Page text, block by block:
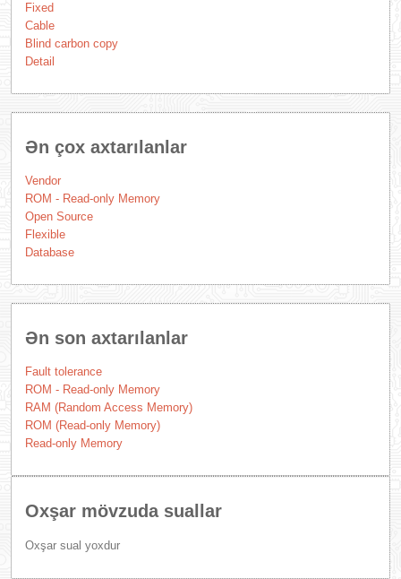
Fixed
Cable
Blind carbon copy
Detail
Ən çox axtarılanlar
Vendor
ROM - Read-only Memory
Open Source
Flexible
Database
Ən son axtarılanlar
Fault tolerance
ROM - Read-only Memory
RAM (Random Access Memory)
ROM (Read-only Memory)
Read-only Memory
Oxşar mövzuda suallar
Oxşar sual yoxdur